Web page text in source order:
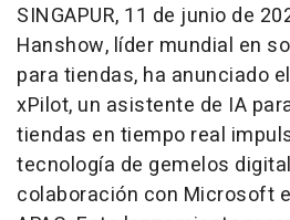
SINGAPUR, 11 de junio de
Hanshow, líder mundial en
para tiendas, ha anunciado
xPilot, un asistente de IA
tiendas en tiempo real
tecnología de gemelos
colaboración con Microsoft